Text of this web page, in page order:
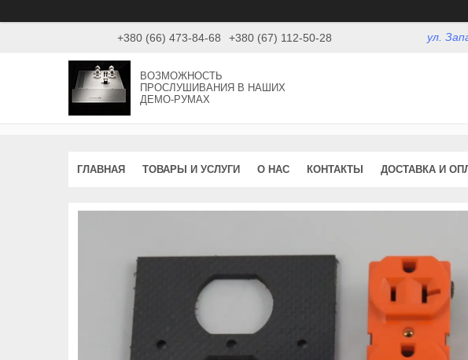
+380 (66) 473-84-68 +380 (67) 112-50-28 ул.
ВОЗМОЖНОСТЬ
ПРОСЛУШИВАНИЯ В НАШИХ
ДЕМО-РУМАХ
ГЛАВНАЯ ТОВАРЫ И УСЛУГИ О НАС КОНТАКТЫ ДОСТАВКА И